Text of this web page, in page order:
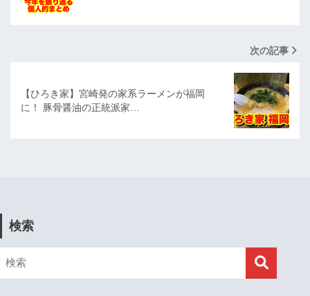
次の記事
【ひろき家】宮崎発の家系ラーメンが福岡
に！ 豚骨醤油の正統派家…
検索